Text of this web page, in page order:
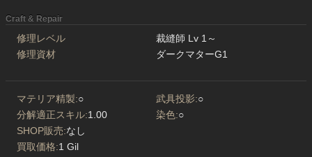
Craft & Repair
修理レベル
裁縫師 Lv 1～
修理資材
ダークマターG1
マテリア精製:○ 武具投影:○
分解適正スキル:1.00 染色:○
SHOP販売:なし
買取価格:1 Gil